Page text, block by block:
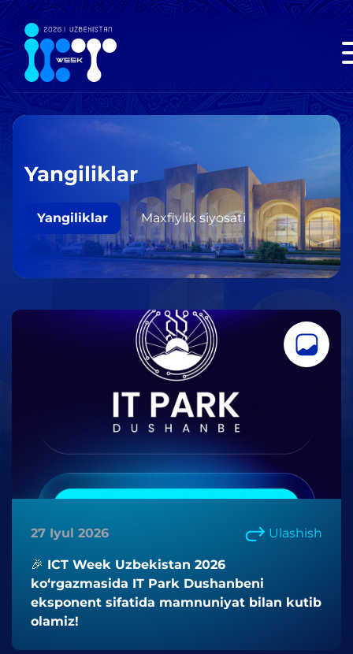
Yangiliklar
Yangiliklar Maxfiylik siyosati
27 Iyul 2026 Ulashish
🎉 ICT Week Uzbekistan 2026
ko‘rgazmasida IT Park Dushanbeni
eksponent sifatida mamnuniyat bilan kutib
olamiz!